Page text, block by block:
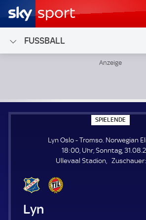
FUSSBALL
SPIELENDE
P
E
L
E
N
Lyn Oslo - Tromso. Norwegian
18:00, Uhr, Sonntag,
Ullevaal Stadion
Zuschauer:
Lyn Oslo